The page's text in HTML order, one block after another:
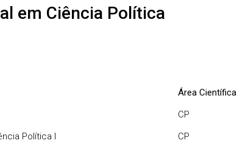
em Ciência Política
Área Científica
CP
Política I
CP